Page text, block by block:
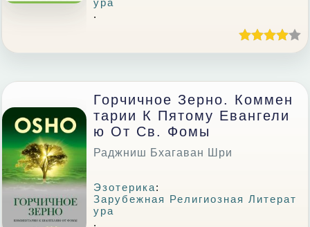
Ура
.
Горчичное Зерно. Коммен
Тарии К Пятому Евангели
Ю От Св. Фомы
Раджниш Бхагаван Шри
Эзотерика:
Зарубежная Религиозная Литерат
Ура
.